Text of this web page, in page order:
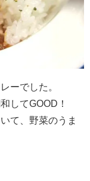
ーでした。
してGOOD！
て、野菜のうま